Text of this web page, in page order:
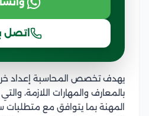
اتصل
يهدف تخصص المحاسبة إعداد
بالمعارف والمهارات اللازمة،
المهنة بما يتوافق مع